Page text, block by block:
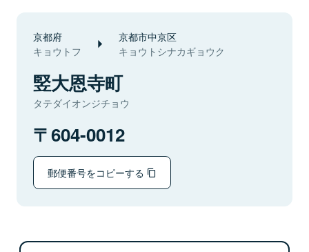
京都府
キョウトフ
京都市中京区
キョウトシナカギョウク
竪大恩寺町
タテダイオンジチョウ
604-0012
郵便番号をコピーする